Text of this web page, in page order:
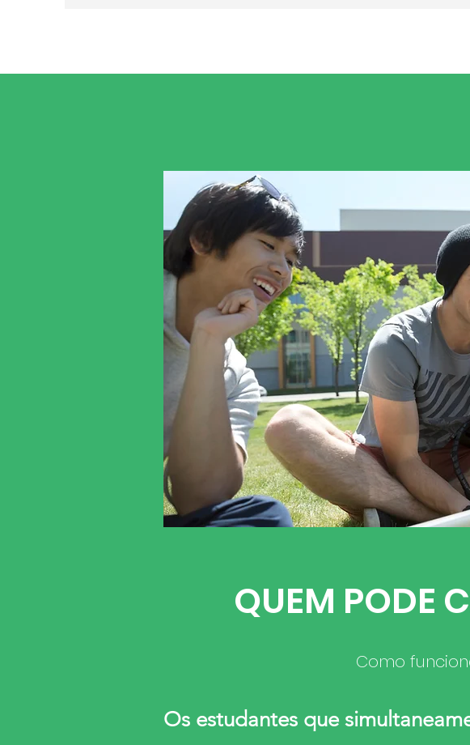
QUEM PODE
Como
Os estudantes que